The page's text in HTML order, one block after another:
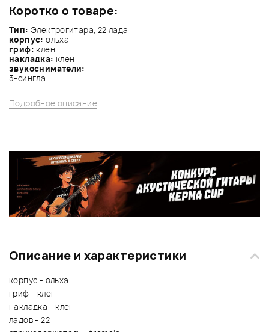
Коротко о товаре:
Тип: Электрогитара, 22 лада
корпус: ольха
гриф: клен
накладка: клен
звукосниматели:
3-сингла
Подробное описание
Описание и характеристики
корпус - ольха
гриф - клен
накладка - клен
ладов - 22